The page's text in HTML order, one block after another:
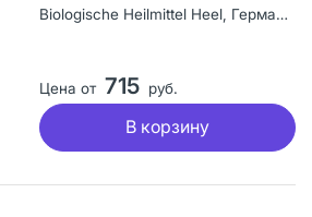
Biologische Heilmittel Heel, Германия
Цена от 715 руб.
В корзину